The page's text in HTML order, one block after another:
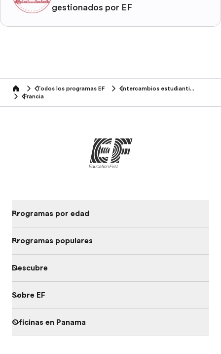
gestionados por EF
home Todos los programas EF
Intercambios estudiantiles
Francia
Programas por edad
Programas populares
Descubre
Sobre EF
Oficinas en Panama